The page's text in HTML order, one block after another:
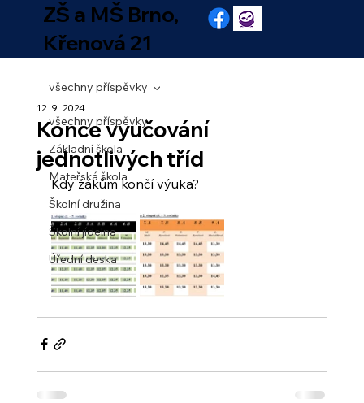
ZŠ a MŠ Brno,
Křenová 21
všechny příspěvky
Základní škola
Mateřská škola
Školní družina
Školní jídelna
Úřední deska
všechny příspěvky
Konce vyučování
jednotlivých tříd
12. 9. 2024
Kdy žákům končí výuka?